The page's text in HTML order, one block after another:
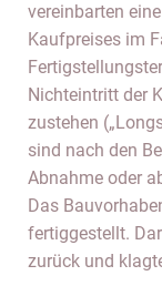
vereinbarten
Kaufpreises im
Nichteintritt der
zustehen
sind nach den
Abnahme oder
Das
fertiggestellt.
zurück und